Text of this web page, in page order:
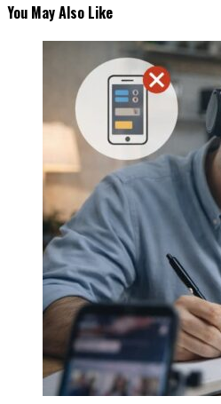
You May Also Like